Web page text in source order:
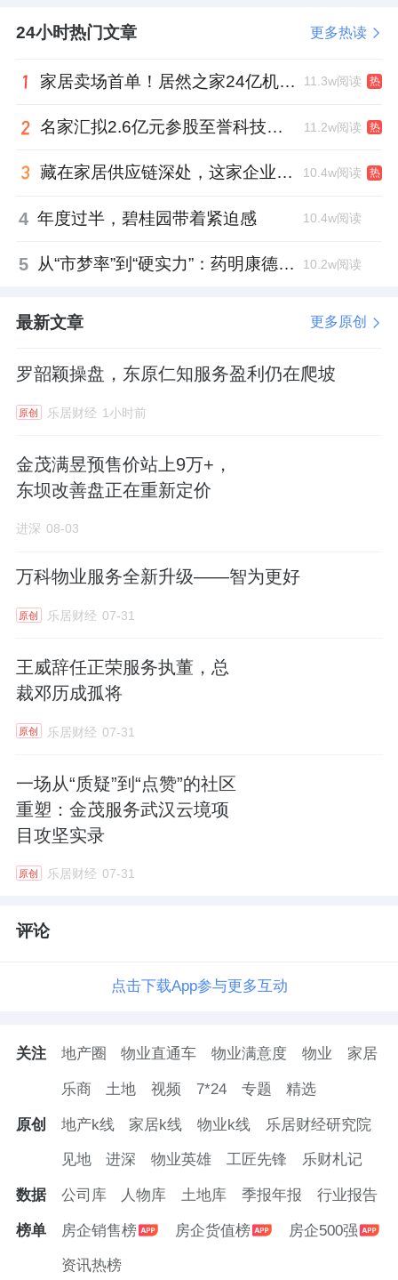
对比来看，厦门宝龙商业体量偏小、位于非核
离的名单中。
出售厦门宝龙，本质上是宝龙商业正在执行的
“剥离低效资产、聚焦核心区域”经营策略的一
长三角核心区域，优先强化“宝龙广场”这个核
里，“长三角一体化”才是唯一的黄金赛道。
厦门宝龙不在核心区域内，又是社区型商业，
战略价值有限。继续留着它，反而要花很多跨
区域的管理成本，不值得。
站在2026年回头看，宝龙商业出售厦门宝龙，
过去一两年，整个商业地产行业都在洗牌。
谁能活下来、谁能守住好项目。那些位置偏、
法——这或许就是宝龙商业在这场生存战中最
聪明的打法。
又一物企老板撤退了
24小时热门文章 更多热读
家居卖场首单！居然之家24亿机构间REITs获深交所无异议函 11.3w阅读 热
名家汇拟2.6亿元参股至誉科技，跨界布局工业级固态存储 11.2w阅读 热
藏在家居供应链深处，这家企业正在悄悄转型 10.4w阅读 热
4 年度过半，碧桂园带着紧迫感 10.4w阅读
5 从“市梦率”到“硬实力”：药明康德如何用业绩填平2021年估值鸿沟？ 10.2w阅读
最新文章 更多原创
罗韶颖操盘，东原仁知服务盈利仍在爬坡
原创 乐居财经 1小时前
金茂满昱预售价站上9万+，
东坝改善盘正在重新定价
进深 08-03
万科物业服务全新升级——智为更好
原创 乐居财经 07-31
王威辞任正荣服务执董，总
裁邓历成孤将
原创 乐居财经 07-31
一场从“质疑”到“点赞”的社区
重塑：金茂服务武汉云境项
目攻坚实录
原创 乐居财经 07-31
评论
点击下载App参与更多互动
关注 地产圈 物业直通车 物业满意度 物业 家居
乐商 土地 视频 7*24 专题 精选
原创 地产k线 家居k线 物业k线 乐居财经研究院
见地 进深 物业英雄 工匠先锋 乐财札记
数据 公司库 人物库 土地库 季报年报 行业报告
榜单 房企销售榜 房企货值榜 房企500强
资讯热榜